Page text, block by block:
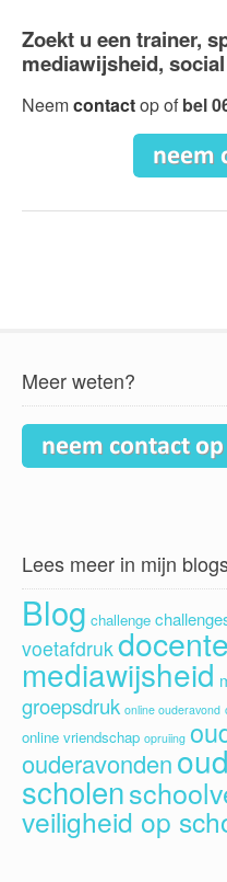
Zoekt u een trainer,
mediawijsheid,
Neemcontactop of bel
Meer weten?
Lees meer in mijn
Blog challenge
voetafdruk
mediawijsheid
groepsdruk online ouderavond
online vriendschap opruiing
ouderavonden
scholen
veiligheid op